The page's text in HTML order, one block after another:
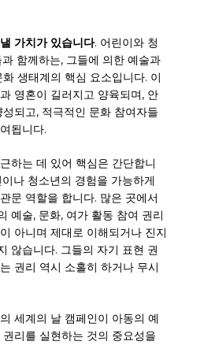
가치가 있습니다. 어린이와 청
함께하는, 그들에 의한 예술과
생태계의 핵심 요소입니다. 이
영혼이 길러지고 양육되며, 안
되고, 적극적인 문화 참여자들
됩니다.
하는 데 있어 핵심은 간단합니
나 청소년의 경험을 가능하게
문 역할을 합니다. 많은 곳에서
예술, 문화, 여가 활동 참여 권리
아니며 제대로 이해되거나 진지
않습니다. 그들의 자기 표현 권
권리 역시 소홀히 하거나 무시
세계의 날 캠페인이 아동의 예
리를 실현하는 것의 중요성을